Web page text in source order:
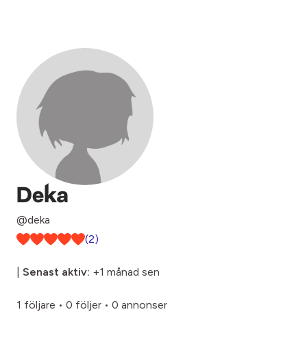
Deka
@deka
(2)
Senast aktiv: +1 månad sen
1 följare • 0 följer • 0 annonser